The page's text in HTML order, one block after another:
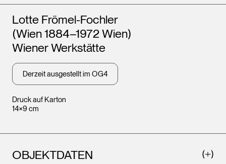
Druck auf Karton
14×9 cm
Künstler*innen
Lotte Frömel-Fochler
(Wien 1884–1972 Wien)
Wiener Werkstätte
Derzeit ausgestellt im OG4
OBJEKTDATEN